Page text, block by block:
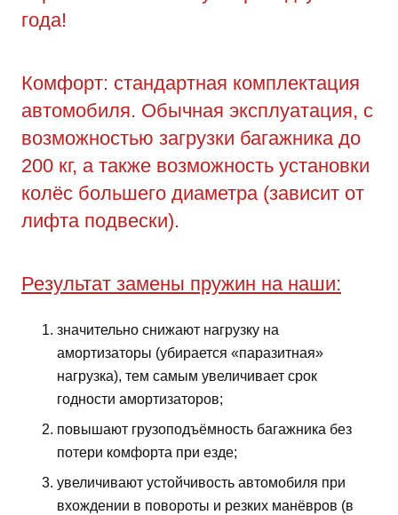
года!
Комфорт: стандартная комплектация
автомобиля. Обычная эксплуатация, с
возможностью загрузки багажника до
200 кг, а также возможность установки
колёс большего диаметра (зависит от
лифта подвески).
Результат замены пружин на наши:
значительно снижают нагрузку на
амортизаторы (убирается «паразитная»
нагрузка), тем самым увеличивает срок
годности амортизаторов;
повышают грузоподъёмность багажника без
потери комфорта при езде;
увеличивают устойчивость автомобиля при
вхождении в повороты и резких манёвров (в